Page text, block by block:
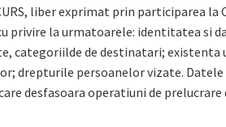
liber exprimat prin participarea la
privire la urmatoarele: identitatea si
categoriilde de destinatari;
drepturile persoanelor vizate.
desfasoara operatiuni de